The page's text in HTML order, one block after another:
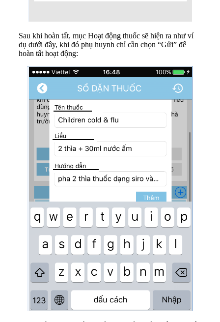
Sau khi hoàn tất, mục Hoạt động thuốc sẽ hiện ra như ví
dụ dưới đây, khi đó phụ huynh chỉ cần chọn “Gửi” để
hoàn tất hoạt động: